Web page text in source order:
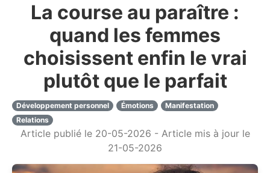
La course au paraître :
quand les femmes
choisissent enfin le vrai
plutôt que le parfait
Développement personnel Émotions
Manifestation
Relations
Article publié le 20-05-2026 - Article mis à jour le
21-05-2026